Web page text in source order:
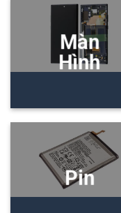
Màn
Hình
Pin